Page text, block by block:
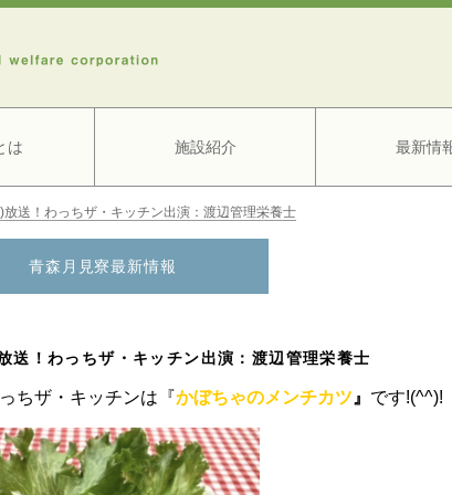
は 施設紹介 最新情
放送！わっちザ・キッチン出演：渡辺管理栄養士
青森月見寮最新情報
送！わっちザ・キッチン出演：渡辺管理栄養士
ちザ・キッチンは『かぼちゃのメンチカツ 』 です!(^^)!